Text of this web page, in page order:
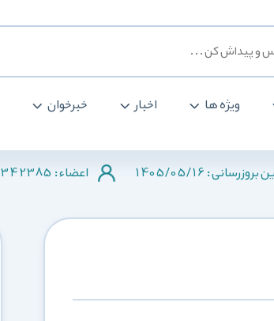
ویژه ها اخبار خبرخوان
بروزرسانی : 1405/05/16 اعضاء : 342385